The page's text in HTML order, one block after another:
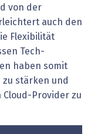
von der
auch den
Flexibilität
Tech-
haben somit
stärken und
Provider zu